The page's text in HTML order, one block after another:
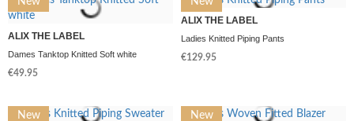
ALIX THE LABEL
Dames Tanktop Knitted Soft white
€49.95
ALIX THE LABEL
Ladies Knitted Piping Pants
€129.95
New
New